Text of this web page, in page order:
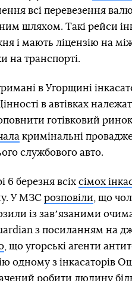
всі перевезення
шляхом. Такі рейси
і мають ліцензію на
на транспорті.
в Угорщині
в автівках
готівковий
кримінальні
службового авто.
6 березня всіх сімох
У МЗС розповіли , що
із завʼязаними
з посиланням на
, що угорські агенти
одному з інкасаторів
робити людину